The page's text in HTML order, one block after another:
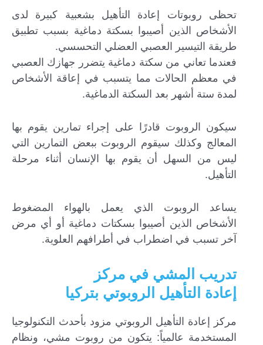
تحظى روبوتات إعادة التأهيل بشعبية كبيرة لدى
الأشخاص الذين أصيبوا بسكتة دماغية بسبب تطبيق
طريقة التيسير العصبي العضلي التحسسي.
فعندما تعاني من سكتة دماغية يتضرر جهازك العصبي
في معظم الحالات مما يتسبب في إعاقة الأشخاص
لمدة ستة أشهر بعد السكتة الدماغية.
سيكون الروبوت قادرًا على إجراء تمارين يقوم بها
المعالج وكذلك سيقوم الروبوت ببعض التمارين التي
ليس من السهل أن يقوم بها الإنسان أثناء مرحلة
التأهيل.
يساعد الروبوت الذي يعمل بالهواء المضغوط
الأشخاص الذين أصيبوا بسكتات دماغية أو أي مرض
آخر تسبب في اضطراب في أطرافهم العلوية.
تدريب المشي في مركز
إعادة التأهيل الروبوتي بتركيا
مركز إعادة التأهيل الروبوتي مزود بأحدث التكنولوجيا
المستخدمة عالمياً: يتكون من روبوت مشي، ونظام